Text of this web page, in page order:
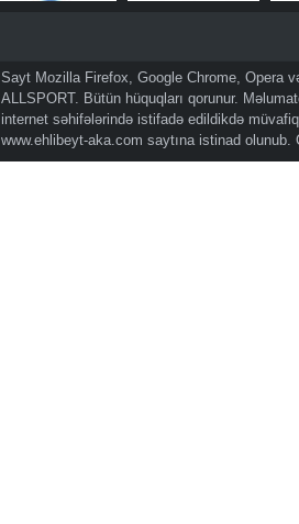
Sayt Mozilla Firefox, Google Chrome, Opera
ALLSPORT. Bütün hüquqları qorunur.
internet səhifələrində istifadə edildikdə
www.ehlibeyt-aka.com saytına istinad olunub.